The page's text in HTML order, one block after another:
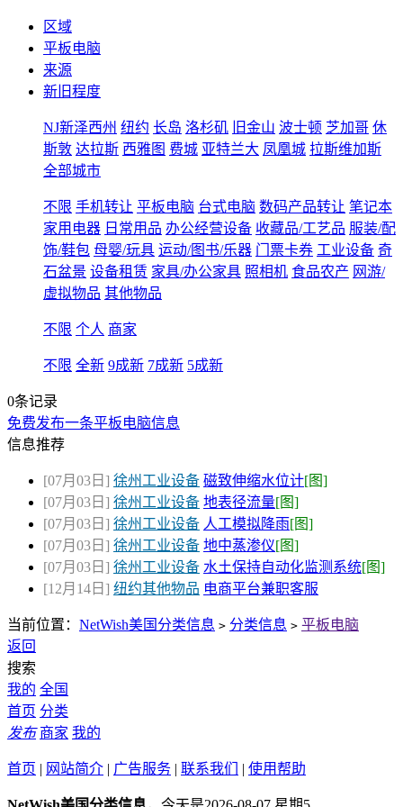
区域
平板电脑
来源
新旧程度
NJ新泽西州 纽约 长岛 洛杉矶 旧金山 波士顿 芝加哥 休
斯敦 达拉斯 西雅图 费城 亚特兰大 凤凰城 拉斯维加斯
全部城市
不限 手机转让 平板电脑 台式电脑 数码产品转让 笔记本
家用电器 日常用品 办公经营设备 收藏品/工艺品 服装/配
饰/鞋包 母婴/玩具 运动/图书/乐器 门票卡券 工业设备 奇
石盆景 设备租赁 家具/办公家具 照相机 食品农产 网游/
虚拟物品 其他物品
不限 个人 商家
不限 全新 9成新 7成新 5成新
0条记录
免费发布一条平板电脑信息
信息推荐
[07月03日] 徐州工业设备 磁致伸缩水位计[图]
[07月03日] 徐州工业设备 地表径流量[图]
[07月03日] 徐州工业设备 人工模拟降雨[图]
[07月03日] 徐州工业设备 地中蒸渗仪[图]
[07月03日] 徐州工业设备 水土保持自动化监测系统[图]
[12月14日] 纽约其他物品 电商平台兼职客服
当前位置： NetWish美国分类信息 > 分类信息 > 平板电脑
返回
搜索
我的 全国
首页 分类
发布 商家 我的
首页 | 网站简介 | 广告服务 | 联系我们 | 使用帮助